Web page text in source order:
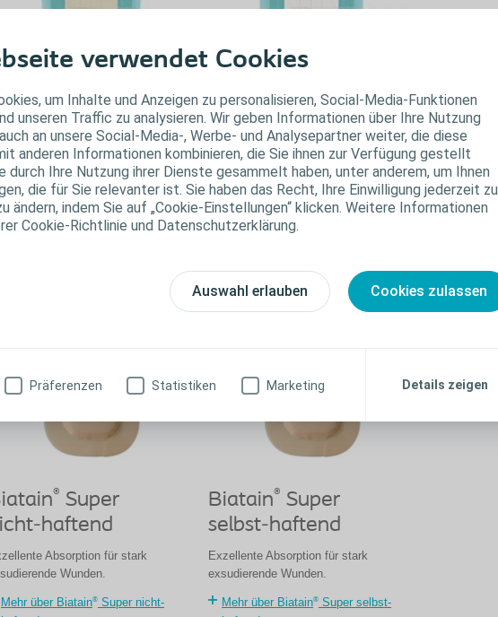
verwendet Cookies
um Inhalte und Anzeigen zu personalisieren, Social-Media-Funktionen
unseren Traffic zu analysieren. Wir geben Informationen über Ihre Nutzung
an unsere Social-Media-, Werbe- und Analysepartner weiter, die diese
anderen Informationen kombinieren, die Sie ihnen zur Verfügung gestellt
durch Ihre Nutzung ihrer Dienste gesammelt haben, unter anderem, um Ihnen
die für Sie relevanter ist. Sie haben das Recht, Ihre Einwilligung jederzeit zu
ändern, indem Sie auf „Cookie-Einstellungen“ klicken. Weitere Informationen
Cookie-Richtlinie und Datenschutzerklärung.
Auswahl erlauben Cookies zulassen
Präferenzen Statistiken Marketing Details zeigen
®Plus
Wundheilung für
Wunden in der
Mehr über Comfeel ®Plus
Comfeel®Plus
Transparent
Für oberflächliche Wunden in der
Epithelisierungsphase und für
postoperartive Wunden.
Mehr über Comfeel
® Super
haftend
Absorption für stark
Wunden.
Mehr über Biatain® Super nicht-
Biatain® Super
selbst-haftend
Exzellente Absorption für stark
exsudierende Wunden.
Mehr über Biatain® Super selbst-